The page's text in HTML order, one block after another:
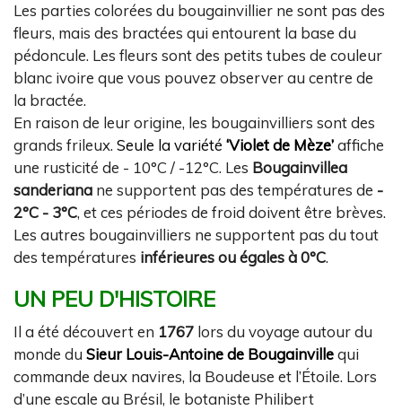
Les parties colorées du bougainvillier ne sont pas des
fleurs, mais des bractées qui entourent la base du
pédoncule. Les fleurs sont des petits tubes de couleur
blanc ivoire que vous pouvez observer au centre de
la bractée.
En raison de leur origine, les bougainvilliers sont des
grands frileux. Seule la variété ‘Violet de Mèze’affiche
une rusticité de - 10°C / -12°C. Les Bougainvillea
sanderiana ne supportent pas des températures de -
2°C - 3°C, et ces périodes de froid doivent être brèves.
Les autres bougainvilliers ne supportent pas du tout
des températures inférieures ou égales à 0°C.
UN PEU D'HISTOIRE
Il a été découvert en 1767 lors du voyage autour du
monde du Sieur Louis-Antoine de Bougainvillequi
commande deux navires, la Boudeuse et l’Étoile. Lors
d’une escale au Brésil, le botaniste Philibert